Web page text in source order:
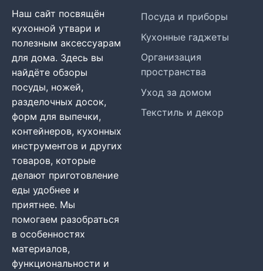
Наш сайт посвящён
кухонной утвари и
полезным аксессуарам
для дома. Здесь вы
найдёте обзоры
посуды, ножей,
разделочных досок,
форм для выпечки,
контейнеров, кухонных
инструментов и других
товаров, которые
делают приготовление
еды удобнее и
приятнее. Мы
помогаем разобраться
в особенностях
материалов,
функциональности и
Посуда и приборы
Кухонные гаджеты
Организация
пространства
Уход за домом
Текстиль и декор